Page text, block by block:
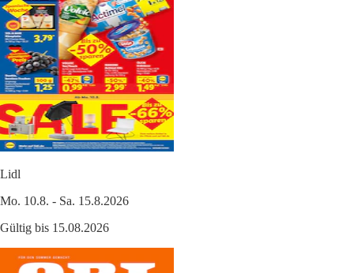
Lidl
Mo. 10.8. - Sa. 15.8.2026
Gültig bis 15.08.2026